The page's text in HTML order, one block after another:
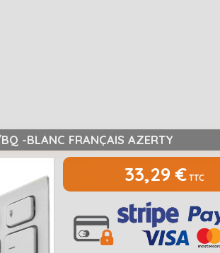
-BLANC FRANÇAIS AZERTY
33,29 €TTC